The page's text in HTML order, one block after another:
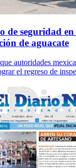
de seguridad
de aguacate
autoridades
el regreso de